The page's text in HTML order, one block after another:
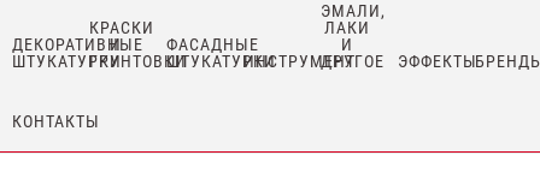
ДЕКОРАТИВНЫЕ
ШТУКАТУРКИ
КРАСКИ
И
ГРУНТОВКИ
ФАСАДНЫЕ
ШТУКАТУРКИИНСТРУМЕНТ
ЭМАЛИ,
ЛАКИ
И
ДРУГОЕ
ЭФФЕКТЫ
КОНТАКТЫ